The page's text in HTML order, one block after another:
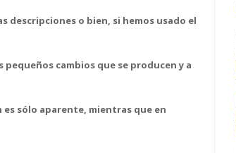
descripciones o bien, si hemos usado el
cambios que se producen y a
sólo aparente, mientras que en